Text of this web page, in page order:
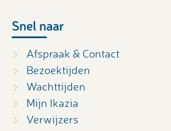
Snel naar
Afspraak & Contact
Bezoektijden
Wachttijden
Mijn Ikazia
Verwijzers